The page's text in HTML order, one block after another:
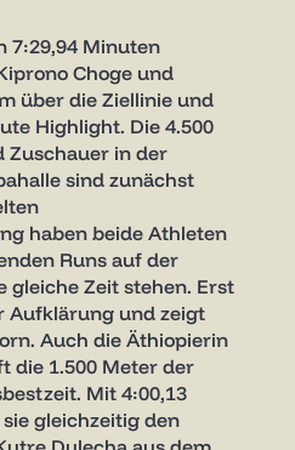
7:29,94 Minuten
Choge und
über die Ziellinie und
Highlight. Die 4.500
Zuschauer in der
sind zunächst
haben beide Athleten
Runs auf der
gleiche Zeit stehen. Erst
Aufklärung und zeigt
Auch die Äthiopierin
die 1.500 Meter der
Mit 4:00,13
gleichzeitig den